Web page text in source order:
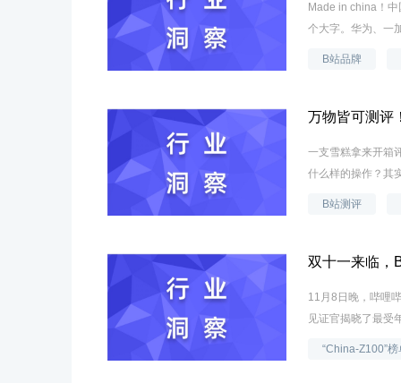
Made in china！
个大字。华为、一
B站品牌
万物皆可测评
一支雪糕拿来开箱
什么样的操作？其
B站测评
双十一来临，
11月8日晚，哔哩
见证官揭晓了最受
“China-Z100”榜